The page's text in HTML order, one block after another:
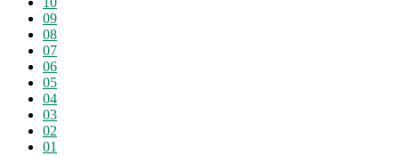
09
08
07
06
05
04
03
02
01